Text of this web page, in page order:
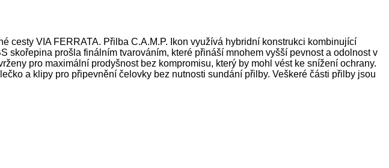
cesty VIA FERRATA. Přilba C.A.M.P. Ikon využívá hybridní konstrukci kombinující
prošla finálním tvarováním, které přináší mnohem vyšší pevnost a odolnost v
pro maximální prodyšnost bez kompromisu, který by mohl vést ke snížení ochrany.
a klipy pro připevnění čelovky bez nutnosti sundání přilby. Veškeré části přilby jsou